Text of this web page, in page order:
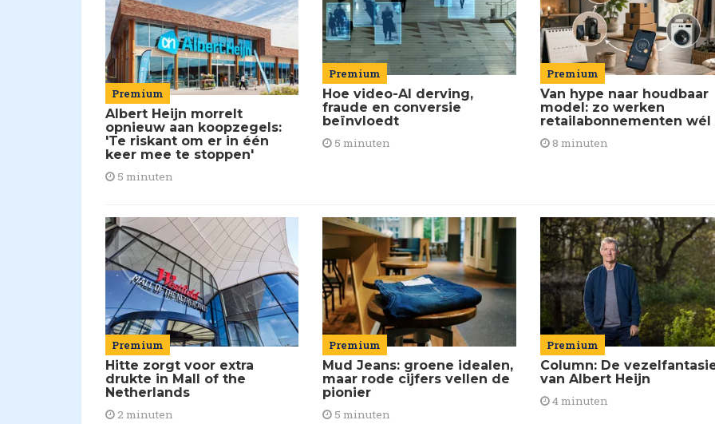
Premium
Albert Heijn morrelt
opnieuw aan koopzegels:
'Te riskant om er in één
keer mee te stoppen'
5 minuten
Premium
Hoe video-AI derving,
fraude en conversie
beïnvloedt
5 minuten
Premium
Van hype naar houdbaar
model: zo werken
retailabonnementen wél
8 minuten
Premium
Hitte zorgt voor extra
drukte in Mall of the
Netherlands
2 minuten
Premium
Mud Jeans: groene idealen,
maar rode cijfers vellen de
pionier
5 minuten
Premium
Column: De
van Albert Heijn
4 minuten